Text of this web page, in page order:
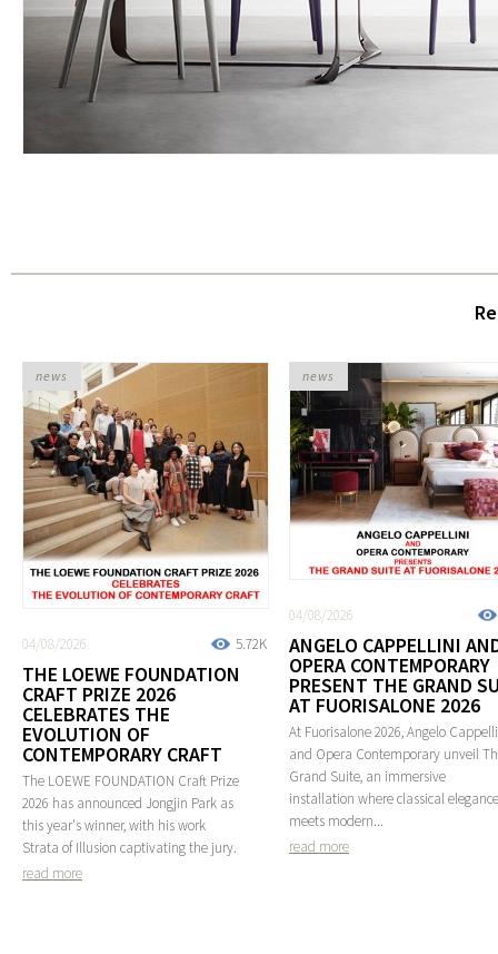
5.72K
04/08/2026
THE LOEWE FOUNDATION
CRAFT PRIZE 2026
CELEBRATES THE
EVOLUTION OF
CONTEMPORARY CRAFT
The LOEWE FOUNDATION Craft Prize
2026 has announced Jongjin Park as
this year's winner, with his work
Strata of Illusion captivating the jury.
read more
news
04/08/2026
ANGELO CAPPELLINI
OPERA CONTEMPORARY
PRESENT THE GRAND
AT FUORISALONE 2026
At Fuorisalone 2026, Angelo
and Opera Contemporary unveil
Grand Suite, an immersive
installation where classical elegance
meets modern...
read more
news